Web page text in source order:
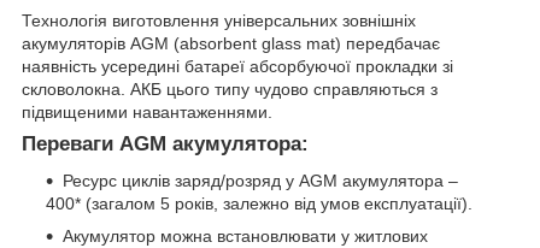
Технологія виготовлення універсальних зовнішніх
акумуляторів AGM (absorbent glass mat) передбачає
наявність усередині батареї абсорбуючої прокладки зі
скловолокна. АКБ цього типу чудово справляються з
підвищеними навантаженнями.
Переваги AGM акумулятора:
Ресурс циклів заряд/розряд у AGM акумулятора –
400* (загалом 5 років, залежно від умов експлуатації).
Акумулятор можна встановлювати у житлових